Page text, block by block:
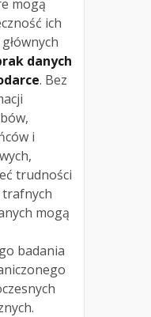
mogą
ich
danych
. Bez
i
trudności
mogą
badania